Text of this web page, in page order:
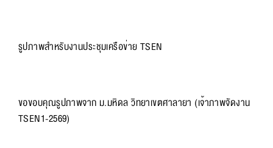
รูปภาพสำหรับงานประชุมเครือข่าย TSEN
ขอขอบคุณรูปภาพจาก ม.มหิดล วิทยาเขตศาลายา (เจ้าภาพจัดงาน
TSEN1-2569)